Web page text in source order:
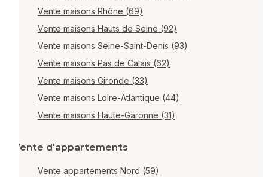
Vente maisons Rhône (69)
Vente maisons Hauts de Seine (92)
Vente maisons Seine-Saint-Denis (93)
Vente maisons Pas de Calais (62)
Vente maisons Gironde (33)
Vente maisons Loire-Atlantique (44)
Vente maisons Haute-Garonne (31)
Vente d'appartements
Vente appartements Nord (59)